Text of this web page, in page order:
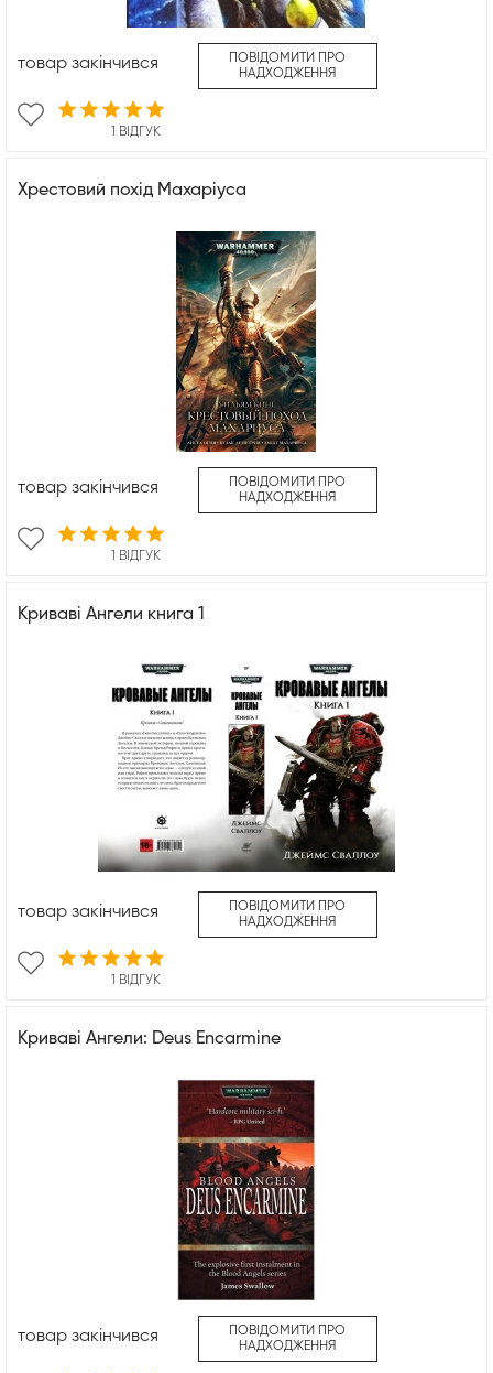
1 ВІДГУК
товар закінчився
ПОВІДОМИТИ ПРО
НАДХОДЖЕННЯ
Хрестовий похід Махаріуса
1 ВІДГУК
товар закінчився
ПОВІДОМИТИ ПРО
НАДХОДЖЕННЯ
Криваві Ангели книга 1
1 ВІДГУК
товар закінчився
ПОВІДОМИТИ ПРО
НАДХОДЖЕННЯ
Криваві Ангели: Deus Encarmine
товар закінчився
ПОВІДОМИТИ ПРО
НАДХОДЖЕННЯ